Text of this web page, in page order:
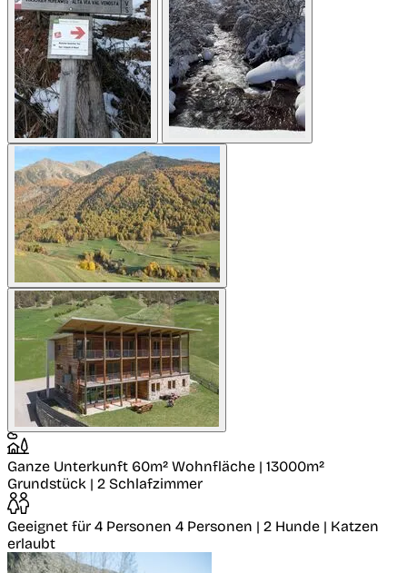
Ganze Unterkunft 60m² Wohnfläche | 13000m²
Grundstück | 2 Schlafzimmer
Geeignet für 4 Personen 4 Personen | 2 Hunde | Katzen
erlaubt